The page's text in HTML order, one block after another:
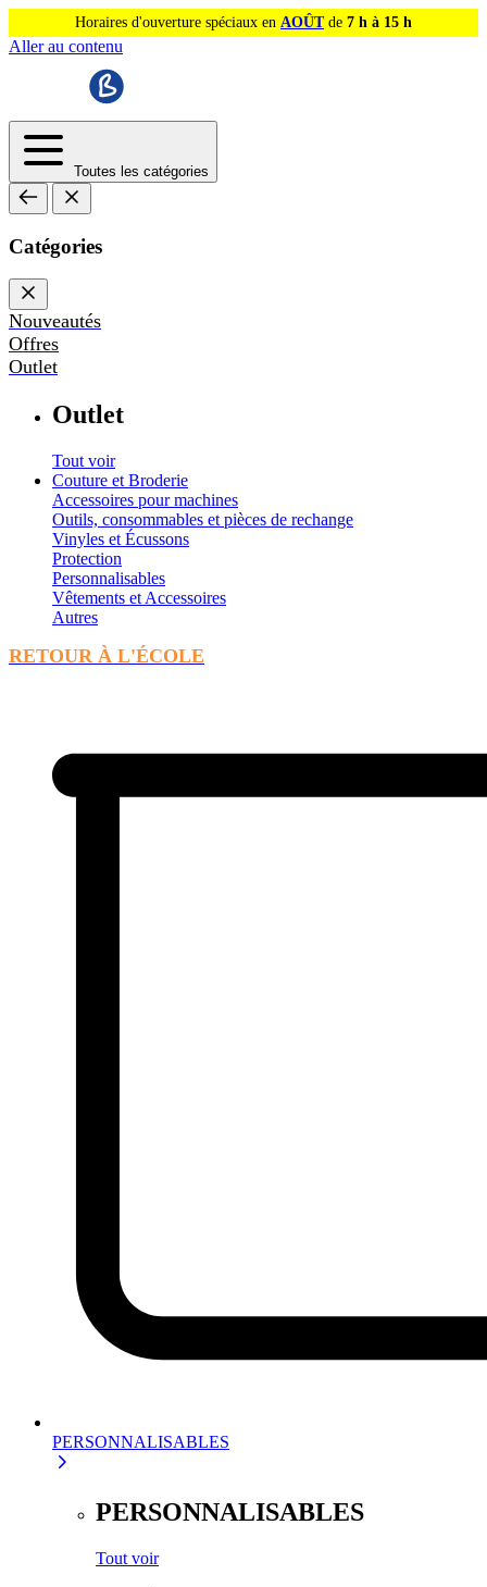
Horaires d'ouverture spéciaux en AOÛTde 7 h à 15 h
Aller au contenu
Toutes les catégories
Catégories
Nouveautés
Offres
Outlet
Outlet
Tout voir
Couture et Broderie
Accessoires pour machines
Outils, consommables et pièces de rechange
Vinyles et Écussons
Protection
Personnalisables
Vêtements et Accessoires
Autres
RETOUR À L'ÉCOLE
PERSONNALISABLES
PERSONNALISABLES
Tout voir